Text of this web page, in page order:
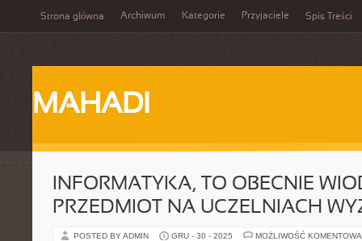
Strona główna Archiwum Kategorie Przyjaciele Spis Treści
MAHADI
INFORMATYKA, TO OBECNIE
PRZEDMIOT NA UCZELNIACH
POSTED BY ADMIN GRU - 30 - 2025 MOŻLIWOŚĆ